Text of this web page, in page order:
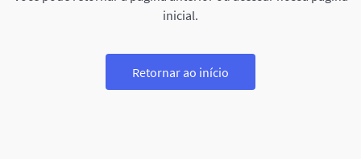
inicial.
Retornar ao início